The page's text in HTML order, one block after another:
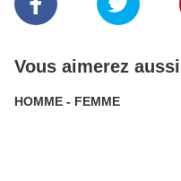
Vous aimerez aussi
HOMME - FEMME